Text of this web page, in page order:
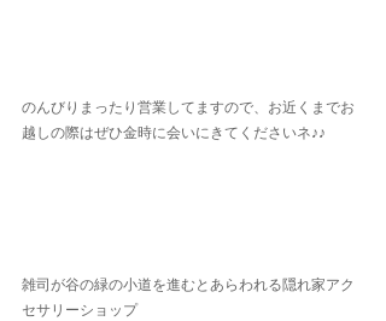
のんびりまったり営業してますので、お近くまでお
越しの際はぜひ金時に会いにきてくださいネ♪♪
雑司が谷の緑の小道を進むとあらわれる隠れ家アク
セサリーショップ